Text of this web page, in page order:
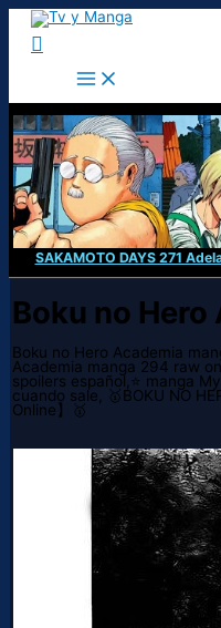
Ir
contenido
Buscar
SAKAMOTO DAYS 271
Boku no
Boku no Hero Academia
Academia manga 294 raw
spoilers español,⭐ manga
cuando sale, 🥇BOKU NO
Online】🥇